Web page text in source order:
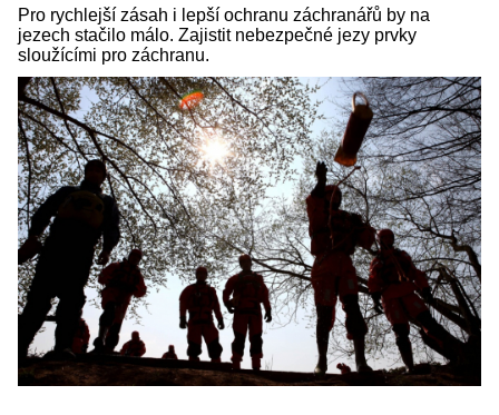
Pro rychlejší zásah i lepší ochranu záchranářů by na
jezech stačilo málo. Zajistit nebezpečné jezy prvky
sloužícími pro záchranu.